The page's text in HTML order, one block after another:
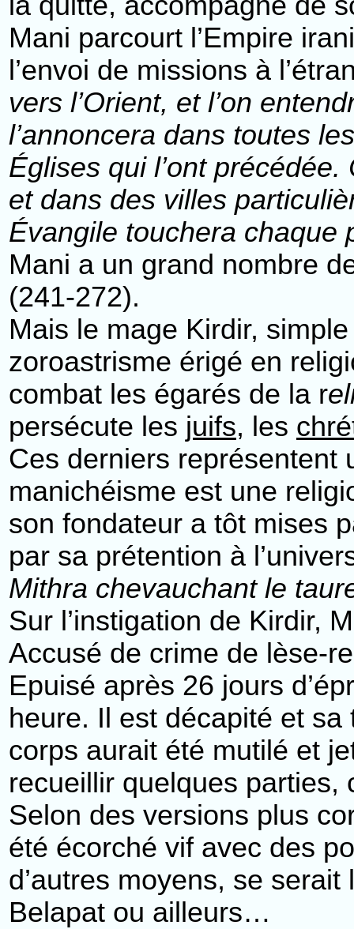
Mani parcourt l’Empire
l’envoi de missions à
vers l’Orient, et l’on
l’annoncera dans toutes
Églises qui l’ont
et dans des villes
Évangile touchera chaque
Mani a un grand nombre
(241-272).
Mais le mage Kirdir,
zoroastrisme érigé en
combat les égarés de la r
persécute les juifs, les
Ces derniers
manichéisme est une
son fondateur a tôt mises
par sa prétention à
Mithra chevauchant le
Sur l’instigation de Kirdir,
Accusé de crime de lèse-
Epuisé après 26 jours
heure. Il est décapité et
corps aurait été mutilé et
recueillir quelques parties,
Selon des versions plus
été écorché vif avec des
d’autres moyens, se
Belapat ou ailleurs…